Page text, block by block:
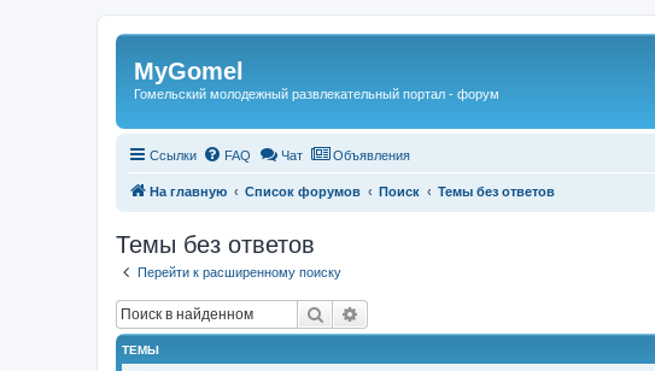
Регистрация
MyGomel
Гомельский молодежный развлекательный портал - форум
Ссылки FAQ Чат Объявления
На главную Список форумов Поиск Темы без ответов
Темы без ответов
Перейти к расширенному поиску
Поиск
ТЕМЫ